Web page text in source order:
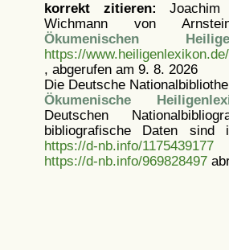
korrekt zitieren: Joachim
Wichmann von
Ökumenischen
https://
, abgerufen am 9. 8. 2026
Die Deutsche
Ökumenische
Deutschen
bibliografische Daten sind
https://d-nb.info/1175439177
https://d-nb.info/969828497